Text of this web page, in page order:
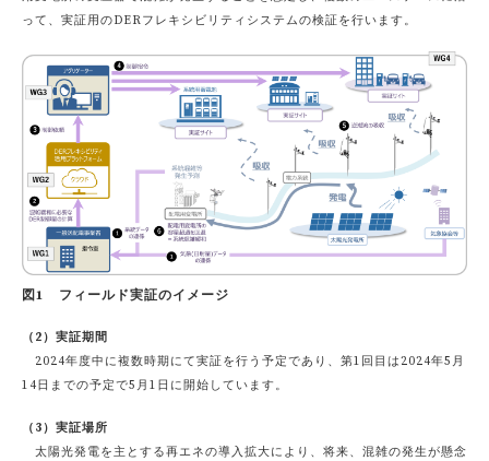
って、実証用のDERフレキシビリティシステムの検証を行います。
図1 フィールド実証のイメージ
（2）実証期間
2024年度中に複数時期にて実証を行う予定であり、第1回目は2024年5月
14日までの予定で5月1日に開始しています。
（3）実証場所
太陽光発電を主とする再エネの導入拡大により、将来、混雑の発生が懸念